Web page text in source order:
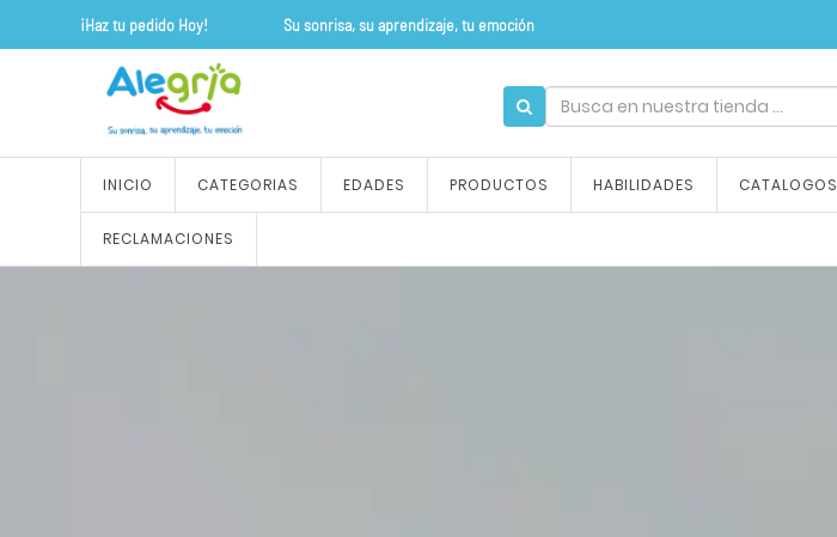
¡Haz tu pedido Hoy! Su sonrisa, su aprendizaje, tu emoción
INICIO CATEGORIAS EDADES PRODUCTOS HABILIDADES CATALOGOS
RECLAMACIONES